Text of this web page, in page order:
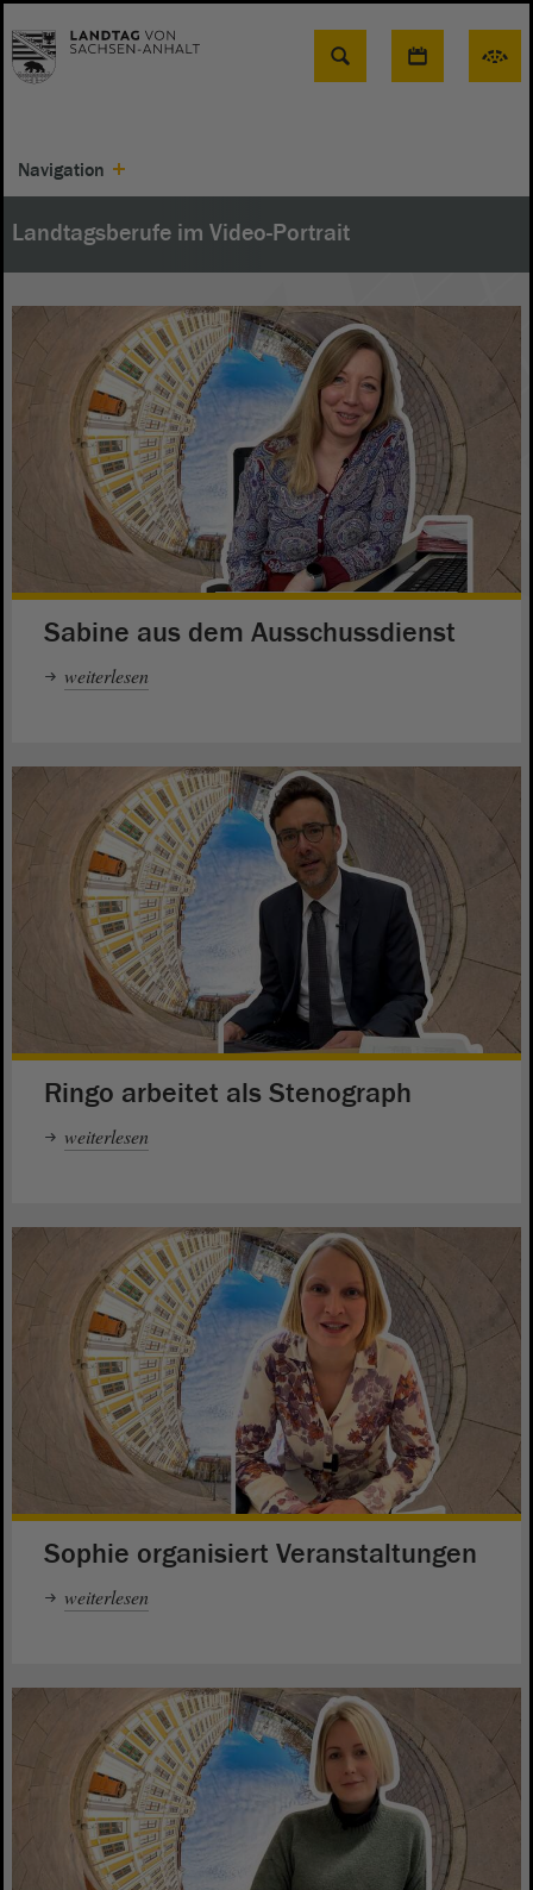
Suche
Navigation
Landtagsberufe im Video-Portrait
Sabine aus dem Ausschussdienst
weiterlesen
Ringo arbeitet als Stenograph
weiterlesen
Sophie organisiert Veranstaltungen
weiterlesen